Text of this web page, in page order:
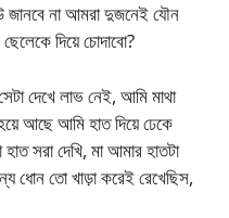
জানবে না আমরা দুজনেই যৌন
দিয়ে চোদাবো?
দেখে লাভ নেই, আমি মাথা
আছে আমি হাত দিয়ে ঢেকে
সরা দেখি, মা আমার হাতটা
ধোন তো খাড়া করেই রেখেছিস,